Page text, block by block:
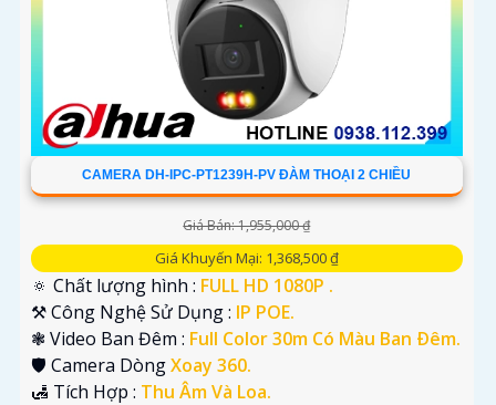
CAMERA DH-IPC-PT1239H-PV ĐÀM THOẠI 2 CHIỀU
Giá Bán: 1,955,000 ₫
Giá Khuyến Mại: 1,368,500 ₫
🔅 Chất lượng hình : FULL HD 1080P .
⚒ Công Nghệ Sử Dụng : IP POE.
❃ Video Ban Đêm : Full Color 30m Có Màu Ban Ðêm.
🛡 Camera DòngXoay 360.
️🛃 Tích Hợp : Thu Âm Và Loa.